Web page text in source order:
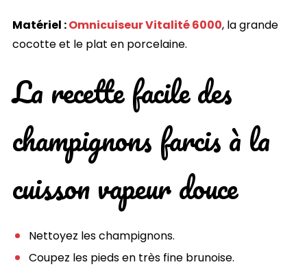
Matériel :Omnicuiseur Vitalité 6000, la grande
cocotte et le plat en porcelaine.
La recette facile des
champignons farcis à la
cuisson vapeur douce
Nettoyez les champignons.
Coupez les pieds en très fine brunoise.